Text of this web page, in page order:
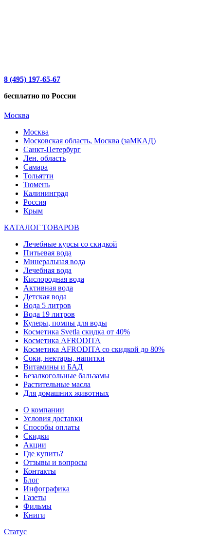
8 (495) 197-65-67
бесплатно по России
Москва
Москва
Московская область, Москва (заМКАД)
Санкт-Петербург
Лен. область
Самара
Тольятти
Тюмень
Калининград
Россия
Крым
КАТАЛОГ ТОВАРОВ
Лечебные курсы со скидкой
Питьевая вода
Минеральная вода
Лечебная вода
Кислородная вода
Активная вода
Детская вода
Вода 5 литров
Вода 19 литров
Кулеры, помпы для воды
Косметика Svetla скидка от 40%
Косметика AFRODITA
Косметика AFRODITA со скидкой до 80%
Соки, нектары, напитки
Витамины и БАД
Безалкогольные бальзамы
Растительные масла
Для домашних животных
О компании
Условия доставки
Способы оплаты
Скидки
Акции
Где купить?
Отзывы и вопросы
Контакты
Блог
Инфографика
Газеты
Фильмы
Книги
Статус